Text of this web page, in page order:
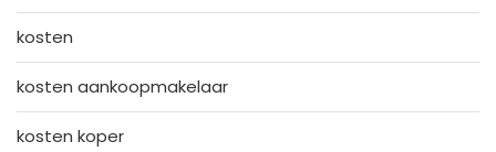
kosten
kosten aankoopmakelaar
kosten koper